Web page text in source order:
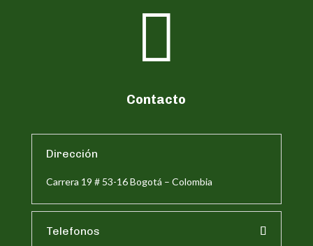

Contacto
Dirección
Carrera 19 # 53-16 Bogotá – Colombia
Telefonos